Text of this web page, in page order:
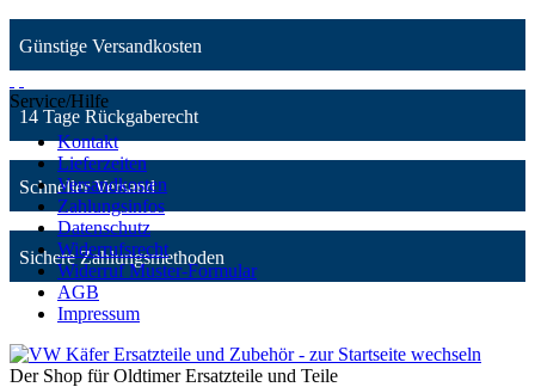
Günstige Versandkosten
14 Tage Rückgaberecht
Schneller Versand
Sichere Zahlungsmethoden
Service/Hilfe
Kontakt
Lieferzeiten
Versandkosten
Zahlungsinfos
Datenschutz
Widerrufsrecht
Widerruf Muster-Formular
AGB
Impressum
Der Shop für Oldtimer Ersatzteile und Teile